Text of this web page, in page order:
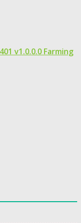
v1.0.0.0 Farming